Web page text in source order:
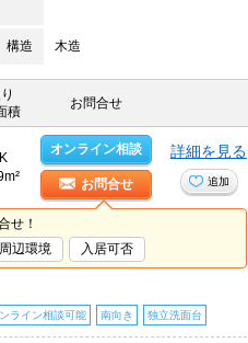
構造 木造
積
お問合せ
オンライン相談
お問合せ
詳細を見る
追加
せ！
周辺環境 入居可否
ライン相談可能 南向き 独立洗面台